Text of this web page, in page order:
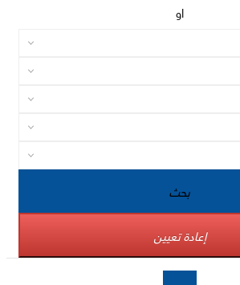
او
بحث
إعادة تعيين